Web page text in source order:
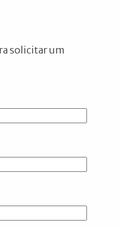
solicitar um